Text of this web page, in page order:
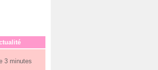
3 minutes